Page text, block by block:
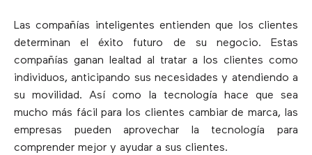
Las compañías inteligentes entienden que los clientes
determinan el éxito futuro de su negocio. Estas
compañías ganan lealtad al tratar a los clientes como
individuos, anticipando sus necesidades y atendiendo a
su movilidad. Así como la tecnología hace que sea
mucho más fácil para los clientes cambiar de marca, las
empresas pueden aprovechar la tecnología para
comprender mejor y ayudar a sus clientes.